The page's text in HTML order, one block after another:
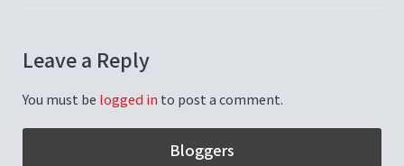
Leave a Reply
You must be logged in to post a comment.
Bloggers